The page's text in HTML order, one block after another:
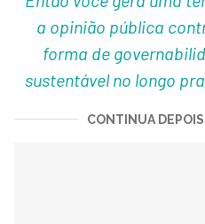
a opinião pública
forma de
sustentável no longo
CONTINUA